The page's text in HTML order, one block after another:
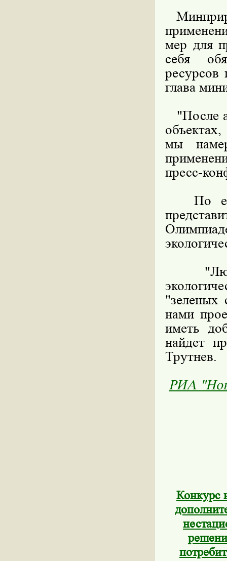
мер для
себя
глава
"После
мы
пресс-
По его
"Люди
"зеленых
нами
иметь
найдет
Трутнев.
РИА
Конкурс